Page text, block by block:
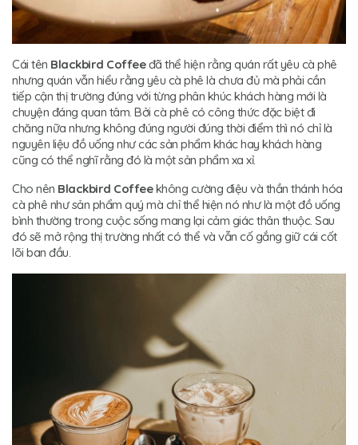
Cái tên Blackbird Coffeeđã thể hiện rằng quán rất yêu cà phê
nhưng quán vẫn hiểu rằng yêu cà phê là chưa đủ mà phải cần
tiếp cận thị trường đúng với từng phân khúc khách hàng mới là
chuyện đáng quan tâm. Bởi cà phê có công thức đặc biệt đi
chăng nữa nhưng không đúng người đúng thời điểm thì nó chỉ là
nguyên liệu đồ uống như các sản phẩm khác hay khách hàng
cũng có thể nghĩ rằng đó là một sản phẩm xa xỉ.
Cho nên Blackbird Coffeekhông cường điệu và thần thánh hóa
cà phê như sản phẩm quý mà chỉ thể hiện nó như là một đồ uống
bình thường trong cuộc sống mang lại cảm giác thân thuộc. Sau
đó sẽ mở rộng thị trường nhất có thể và vẫn cố gắng giữ cái cốt
lõi ban đầu.